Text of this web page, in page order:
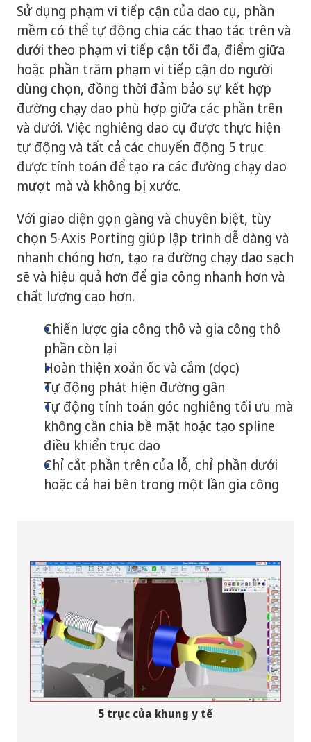
Sử dụng phạm vi tiếp cận của dao cụ, phần
mềm có thể tự động chia các thao tác trên và
dưới theo phạm vi tiếp cận tối đa, điểm giữa
hoặc phần trăm phạm vi tiếp cận do người
dùng chọn, đồng thời đảm bảo sự kết hợp
đường chạy dao phù hợp giữa các phần trên
và dưới. Việc nghiêng dao cụ được thực hiện
tự động và tất cả các chuyển động 5 trục
được tính toán để tạo ra các đường chạy dao
mượt mà và không bị xước.
Với giao diện gọn gàng và chuyên biệt, tùy
chọn 5-Axis Porting giúp lập trình dễ dàng và
nhanh chóng hơn, tạo ra đường chạy dao sạch
sẽ và hiệu quả hơn để gia công nhanh hơn và
chất lượng cao hơn.
Chiến lược gia công thô và gia công thô
phần còn lại
Hoàn thiện xoắn ốc và cắm (dọc)
Tự động phát hiện đường gân
Tự động tính toán góc nghiêng tối ưu mà
không cần chia bề mặt hoặc tạo spline
điều khiển trục dao
Chỉ cắt phần trên của lỗ, chỉ phần dưới
hoặc cả hai bên trong một lần gia công
5 trục của khung y tế